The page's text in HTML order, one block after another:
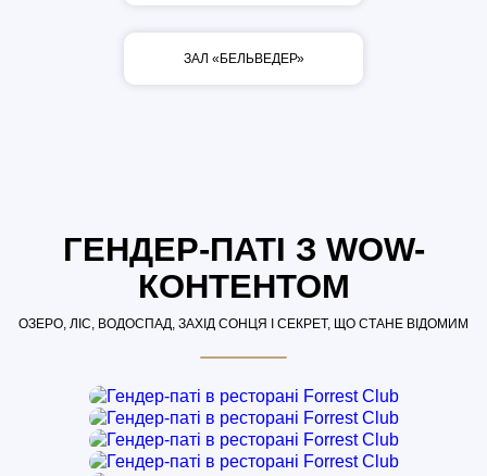
ЗАЛ «БЕЛЬВЕДЕР»
ГЕНДЕР-ПАТІ З WOW-
КОНТЕНТОМ
ОЗЕРО, ЛІС, ВОДОСПАД, ЗАХІД СОНЦЯ І СЕКРЕТ, ЩО СТАНЕ ВІДОМИМ